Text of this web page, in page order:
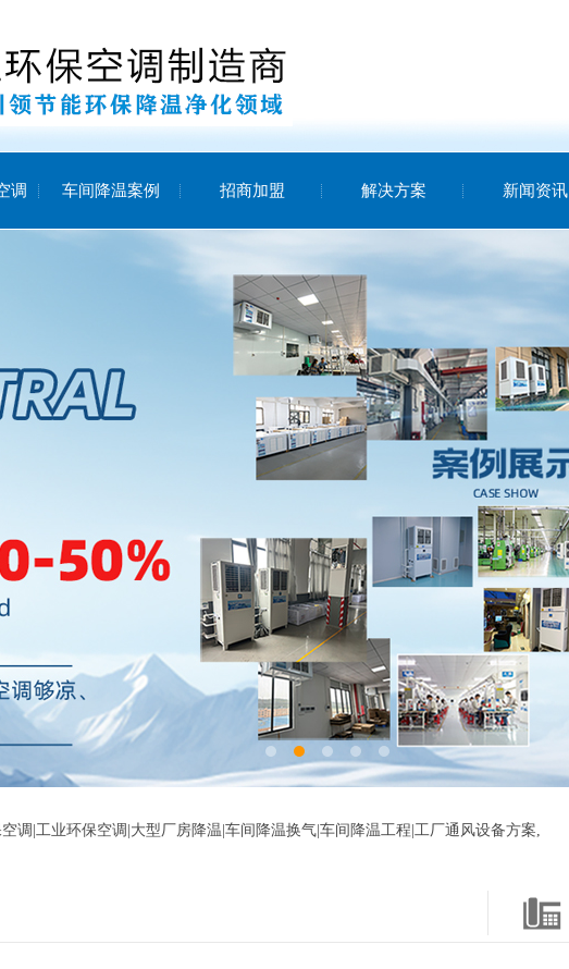
调 车间降温案例 招商加盟 解决方案 新闻资讯
调|工业环保空调|大型厂房降温|车间降温换气|车间降温工程|工厂通风设备方案,